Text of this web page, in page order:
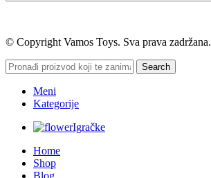
© Copyright Vamos Toys. Sva prava zadržana.
Search
Meni
Kategorije
Igračke
Home
Shop